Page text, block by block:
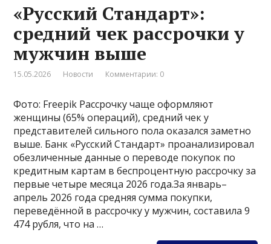
«Русский Стандарт»:
средний чек рассрочки у
мужчин выше
15.05.2026 Новости Комментарии: 0
Фото: Freepik Рассрочку чаще оформляют
женщины (65% операций), средний чек у
представителей сильного пола оказался заметно
выше. Банк «Русский Стандарт» проанализировал
обезличенные данные о переводе покупок по
кредитным картам в беспроцентную рассрочку за
первые четыре месяца 2026 года.За январь–
апрель 2026 года средняя сумма покупки,
переведённой в рассрочку у мужчин, составила 9
474 рубля, что на …